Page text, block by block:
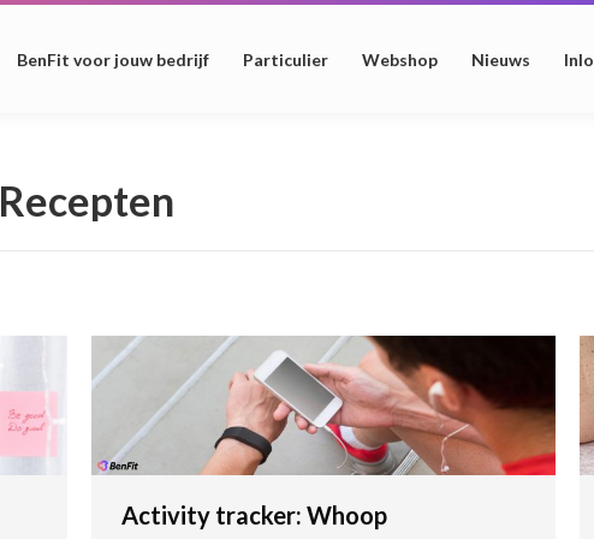
BenFit voor jouw bedrijf Particulier Webshop Nieuws
Recepten
Activity tracker: Whoop